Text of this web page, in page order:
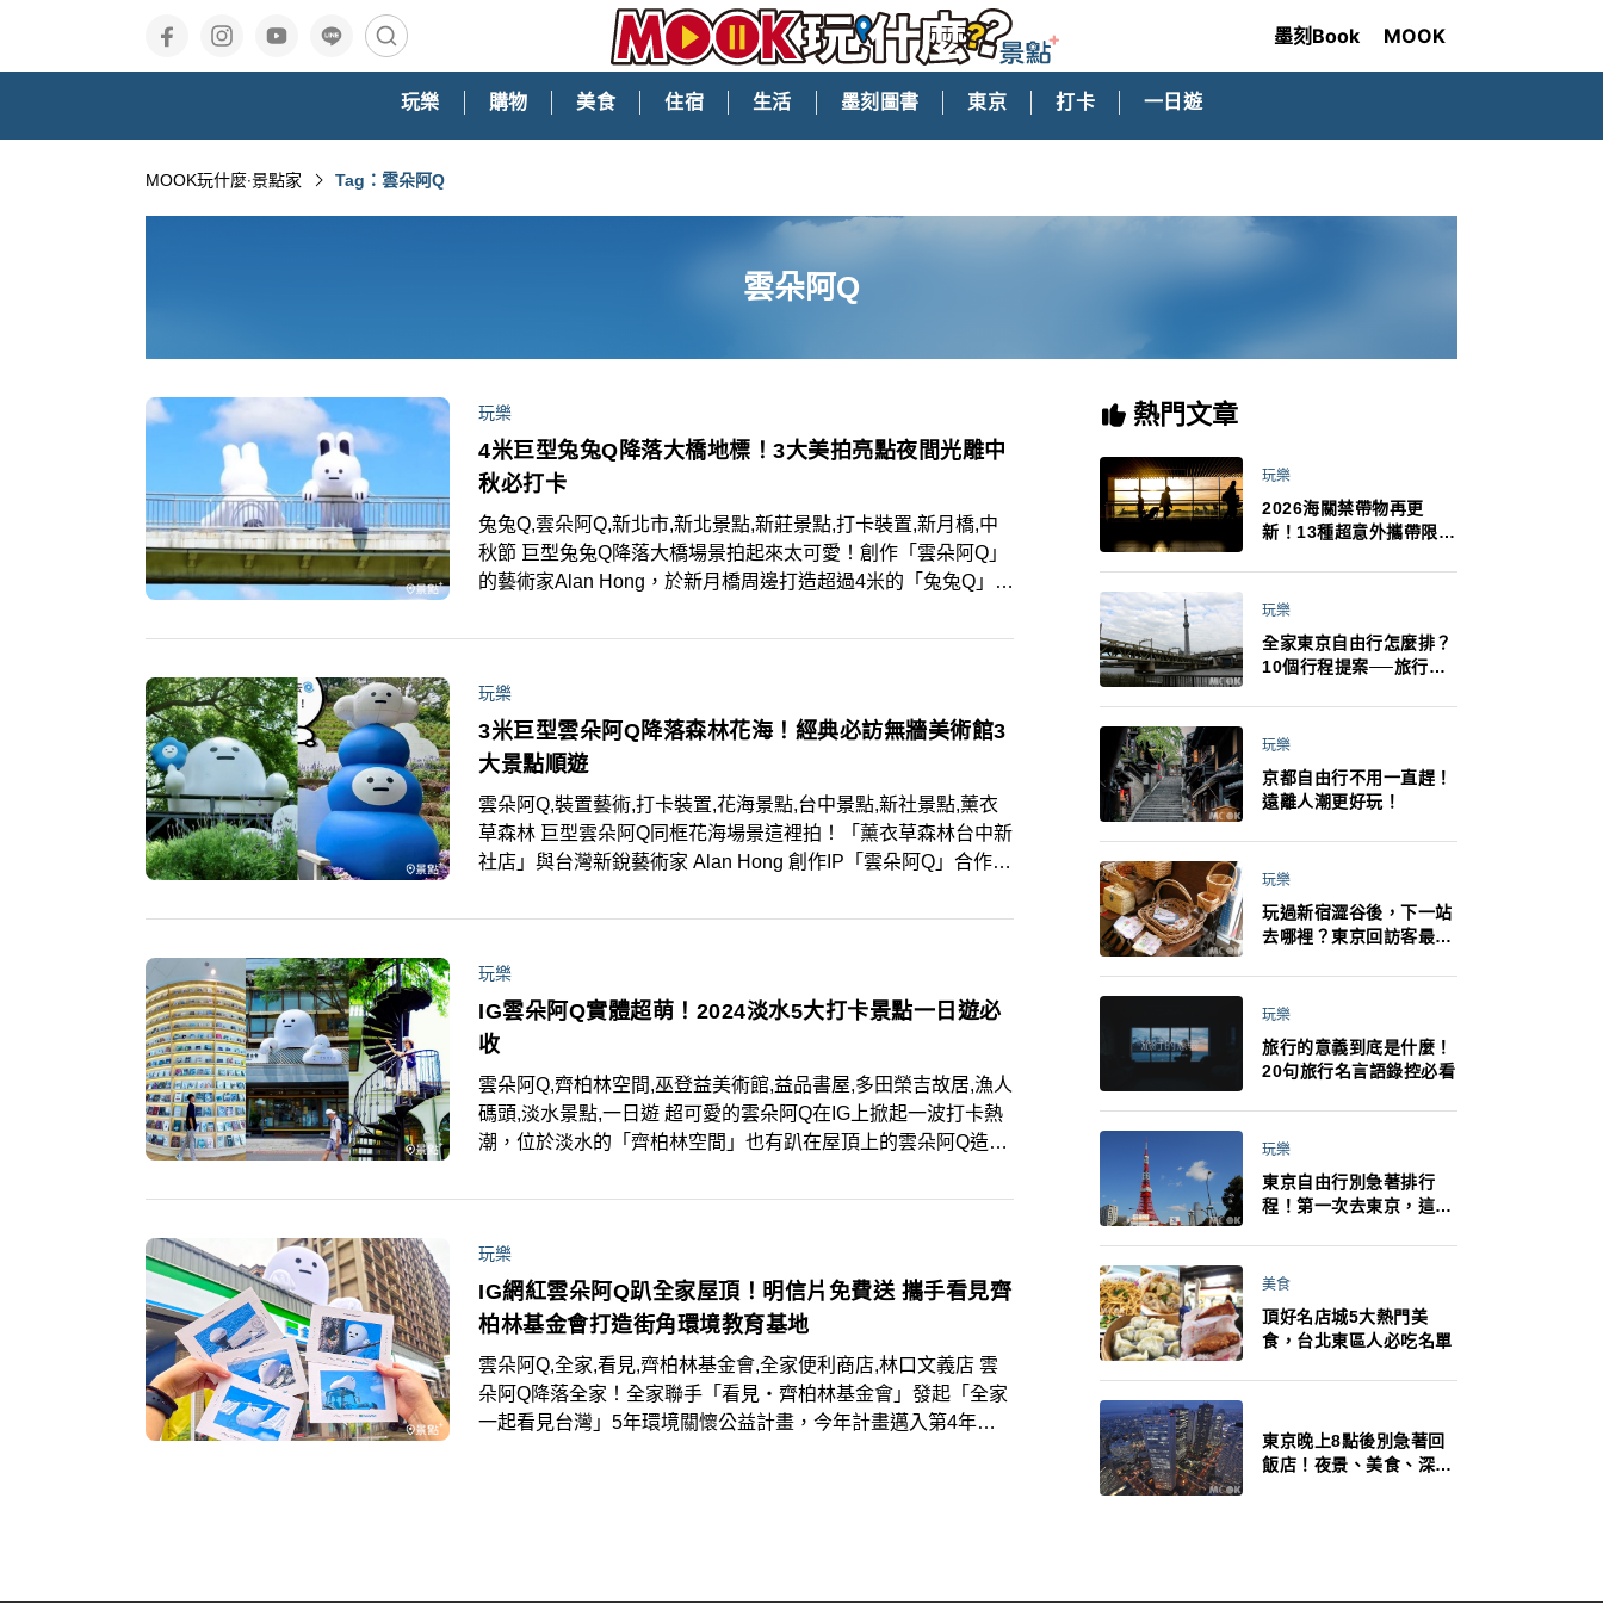
墨刻Book MOOK
玩樂 購物 美食 住宿 生活 墨刻圖書 東京 打卡 一日遊
MOOK玩什麼‧景點家 Tag：雲朵阿Q
雲朵阿Q
玩樂
4米巨型兔兔Q降落大橋地標！3大美拍亮點夜間光雕中
秋必打卡
兔兔Q,雲朵阿Q,新北市,新北景點,新莊景點,打卡裝置,新月橋,中
秋節 巨型兔兔Q降落大橋場景拍起來太可愛！創作「雲朵阿Q」
的藝術家Alan Hong，於新月橋周邊打造超過4米的「兔兔Q」氣
光雕美景，快將3大美拍亮點筆記起來，把握展期前往打卡！
玩樂
3米巨型雲朵阿Q降落森林花海！經典必訪無牆美術館3
大景點順遊
雲朵阿Q,裝置藝術,打卡裝置,花海景點,台中景點,新社景點,薰衣
草森林 巨型雲朵阿Q同框花海場景這裡拍！「薰衣草森林台中新
社店」與台灣新銳藝術家 Alan Hong 創作IP「雲朵阿Q」合作，
把握活動期間前往賞景拍美照！
玩樂
IG雲朵阿Q實體超萌！2024淡水5大打卡景點一日遊必
收
雲朵阿Q,齊柏林空間,巫登益美術館,益品書屋,多田榮吉故居,漁人
碼頭,淡水景點,一日遊 超可愛的雲朵阿Q在IG上掀起一波打卡熱
潮，位於淡水的「齊柏林空間」也有趴在屋頂上的雲朵阿Q造
鬆。
玩樂
IG網紅雲朵阿Q趴全家屋頂！明信片免費送 攜手看見齊
柏林基金會打造街角環境教育基地
雲朵阿Q,全家,看見,齊柏林基金會,全家便利商店,林口文義店 雲
朵阿Q降落全家！全家聯手「看見・齊柏林基金會」發起「全家
一起看見台灣」5年環境關懷公益計畫，今年計畫邁入第4年，
熱門文章
玩樂
2026海關禁帶物再更
新！13種超意外攜帶限
最高還罰百萬！注意事項
玩樂
全家東京自由行怎麼排？
10個行程提案──旅行不
法！
玩樂
京都自由行不用一直趕！
遠離人潮更好玩！
玩樂
玩過新宿澀谷後，下一站
去哪裡？東京回訪客最推
玩樂
旅行的意義到底是什麼！
20句旅行名言語錄控必看
玩樂
東京自由行別急著排行
程！第一次去東京，這10
美食
頂好名店城5大熱門美
食，台北東區人必吃名單
東京晚上8點後別急著回
飯店！夜景、美食、深夜